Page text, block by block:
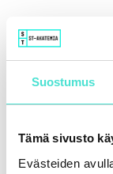
Suostumus
Tämä sivusto
Evästeiden
Katso
Katso